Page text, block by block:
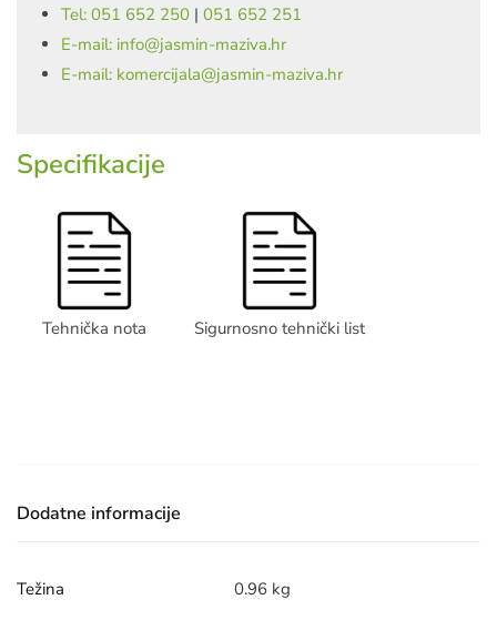
Tel: 051 652 250 | 051 652 251
E-mail: info@jasmin-maziva.hr
E-mail: komercijala@jasmin-maziva.hr
Specifikacije
Tehnička nota Sigurnosno tehnički list
Dodatne informacije
Težina 0.96 kg